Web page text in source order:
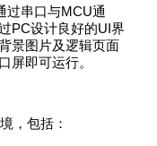
过串口与MCU通
PC设计良好的UI界
景图片及逻辑页面
屏即可运行。
，包括：